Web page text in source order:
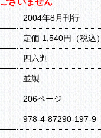
2004年8月刊行
定価 1,540円（税込）
四六判
並製
206ページ
978-4-87290-197-9